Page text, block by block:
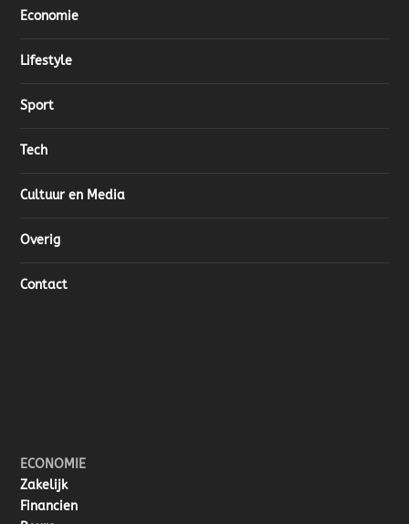
Economie
Lifestyle
Sport
Tech
Cultuur en Media
Overig
Contact
ECONOMIE
Zakelijk
Financien